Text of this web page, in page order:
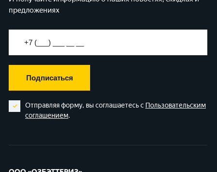
предложениях
Подписаться
Отправляя форму, вы соглашаетесь с Пользовательским
соглашением.